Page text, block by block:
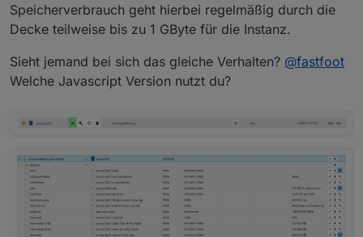
Speicherverbrauch geht hierbei regelmäßig durch die
Decke teilweise bis zu 1 GByte für die Instanz.
Sieht jemand bei sich das gleiche Verhalten? @fastfoot
Welche Javascript Version nutzt du?